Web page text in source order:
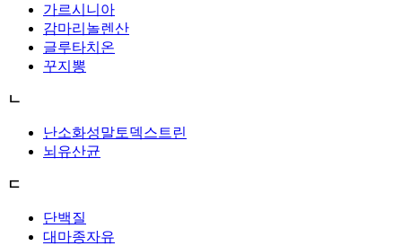
가르시니아
감마리놀렌산
글루타치온
꾸지뽕
ㄴ
난소화성말토덱스트린
뇌유산균
ㄷ
단백질
대마종자유